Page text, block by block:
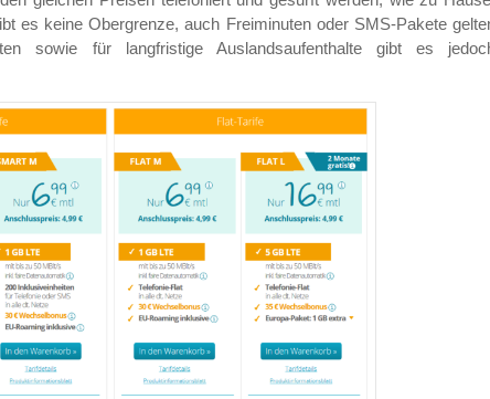
es keine Obergrenze, auch Freiminuten oder SMS-Pakete
sowie für langfristige Auslandsaufenthalte gibt es